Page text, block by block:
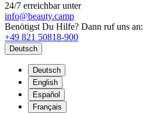
24/7 erreichbar unter
info@beauty.camp
Benötigst Du Hilfe? Dann ruf uns an:
+49 821 50818-900
Deutsch
Deutsch
English
Español
Français